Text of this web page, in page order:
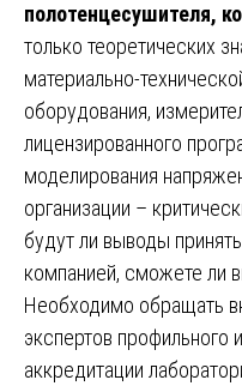
полотенцесушителя,
только теоретических
материально-
оборудования,
лицензированного
моделирования
организации –
будут ли выводы
компанией, сможете ли
Необходимо обращать
экспертов профильного
аккредитации